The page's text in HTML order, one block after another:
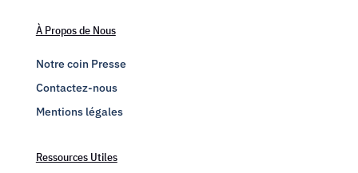
À Propos de Nous
Notre coin Presse
Contactez-nous
Mentions légales
Ressources Utiles